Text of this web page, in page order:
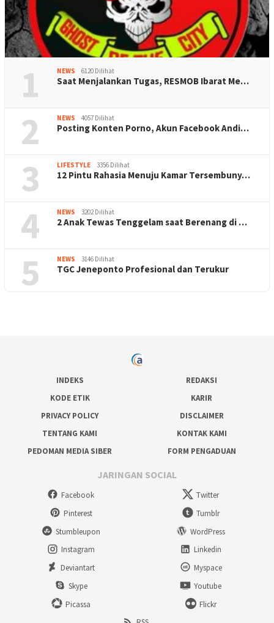
1 NEWS 6120 Dilihat
Saat Menjalankan Tugas, RESMOB Ibarat Me…
2 NEWS 4057 Dilihat
Posting Konten Porno, Akun Facebook Andi…
3 LIFESTYLE 3356 Dilihat
12 Pintu Rahasia Menuju Kamar Tersembuny…
4 NEWS 3202 Dilihat
2 Anak Tewas Tenggelam saat Berenang di …
5 NEWS 3146 Dilihat
TGC Jeneponto Profesional dan Terukur
INDEKS
REDAKSI
KODE ETIK
KARIR
PRIVACY POLICY
DISCLAIMER
TENTANG KAMI
KONTAK KAMI
PEDOMAN MEDIA SIBER
FORM PENGADUAN
JARINGAN SOCIAL
Facebook
Twitter
Pinterest
Tumblr
Stumbleupon
WordPress
Instagram
Linkedin
Deviantart
Myspace
Skype
Youtube
Picassa
Flickr